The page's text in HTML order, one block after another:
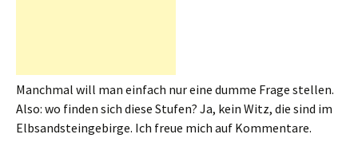
Manchmal will man einfach nur eine dumme Frage stellen.
Also: wo finden sich diese Stufen? Ja, kein Witz, die sind im
Elbsandsteingebirge. Ich freue mich auf Kommentare.